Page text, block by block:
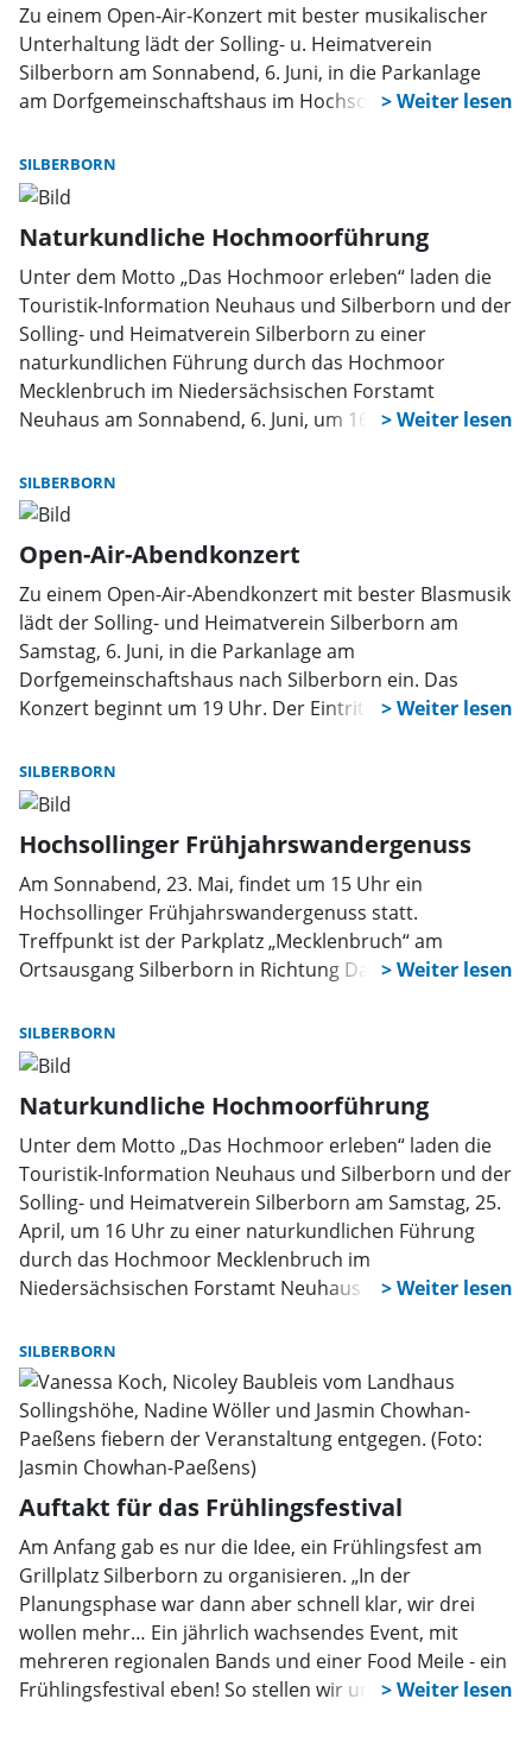
Zu einem Open-Air-Konzert mit bester musikalischer
Unterhaltung lädt der Solling- u. Heimatverein
Silberborn am Sonnabend, 6. Juni, in die Parkanlage
am Dorfgemeinschaftshaus im Hochsolling ein.
SILBERBORN
Naturkundliche Hochmoorführung
Unter dem Motto „Das Hochmoor erleben“ laden die
Touristik-Information Neuhaus und Silberborn und der
Solling- und Heimatverein Silberborn zu einer
naturkundlichen Führung durch das Hochmoor
Mecklenbruch im Niedersächsischen Forstamt
Neuhaus am Sonnabend, 6. Juni, um 16 Uhr ein.
Ortsausgang Silberborn in Richtung Dassel.
SILBERBORN
Open-Air-Abendkonzert
Zu einem Open-Air-Abendkonzert mit bester Blasmusik
lädt der Solling- und Heimatverein Silberborn am
Samstag, 6. Juni, in die Parkanlage am
Dorfgemeinschaftshaus nach Silberborn ein. Das
Konzert beginnt um 19 Uhr. Der Eintritt ist frei.
SILBERBORN
Hochsollinger Frühjahrswandergenuss
Am Sonnabend, 23. Mai, findet um 15 Uhr ein
Hochsollinger Frühjahrswandergenuss statt.
Treffpunkt ist der Parkplatz „Mecklenbruch“ am
Ortsausgang Silberborn in Richtung Dassel.
SILBERBORN
Naturkundliche Hochmoorführung
Unter dem Motto „Das Hochmoor erleben“ laden die
Touristik-Information Neuhaus und Silberborn und der
Solling- und Heimatverein Silberborn am Samstag, 25.
April, um 16 Uhr zu einer naturkundlichen Führung
durch das Hochmoor Mecklenbruch im
Niedersächsischen Forstamt Neuhaus ein. Es ist die
Parkplatz Mecklenbruch am Ortsausgang Silberborn in
Richtung Dassel.
SILBERBORN
Auftakt für das Frühlingsfestival
Am Anfang gab es nur die Idee, ein Frühlingsfest am
Grillplatz Silberborn zu organisieren. „In der
Planungsphase war dann aber schnell klar, wir drei
wollen mehr… Ein jährlich wachsendes Event, mit
mehreren regionalen Bands und einer Food Meile - ein
Frühlingsfestival eben! So stellen wir uns das vor“,